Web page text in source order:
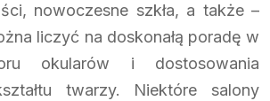
nowoczesne szkła, a także –
liczyć na doskonałą poradę w
okularów i dostosowania
twarzy. Niektóre salony